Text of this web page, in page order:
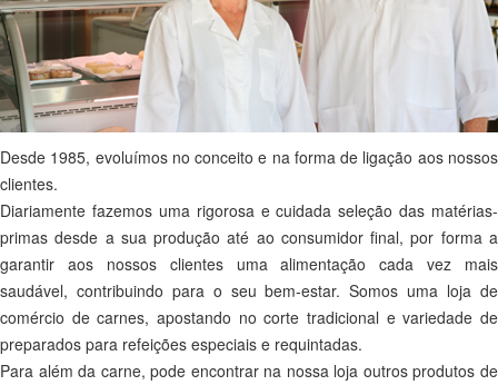
Desde 1985, evoluímos no conceito e na forma de ligação aos nossos
clientes.
Diariamente fazemos uma rigorosa e cuidada seleção das matérias-
primas desde a sua produção até ao consumidor final, por forma a
garantir aos nossos clientes uma alimentação cada vez mais
saudável, contribuindo para o seu bem-estar. Somos uma loja de
comércio de carnes, apostando no corte tradicional e variedade de
preparados para refeições especiais e requintadas.
Para além da carne, pode encontrar na nossa loja outros produtos de